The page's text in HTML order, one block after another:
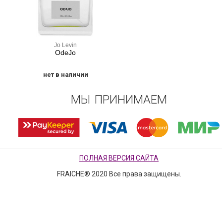
Jo Levin
OdeJo
нет в наличии
МЫ ПРИНИМАЕМ
ПОЛНАЯ ВЕРСИЯ САЙТА
FRAICHE® 2020 Все права защищены.